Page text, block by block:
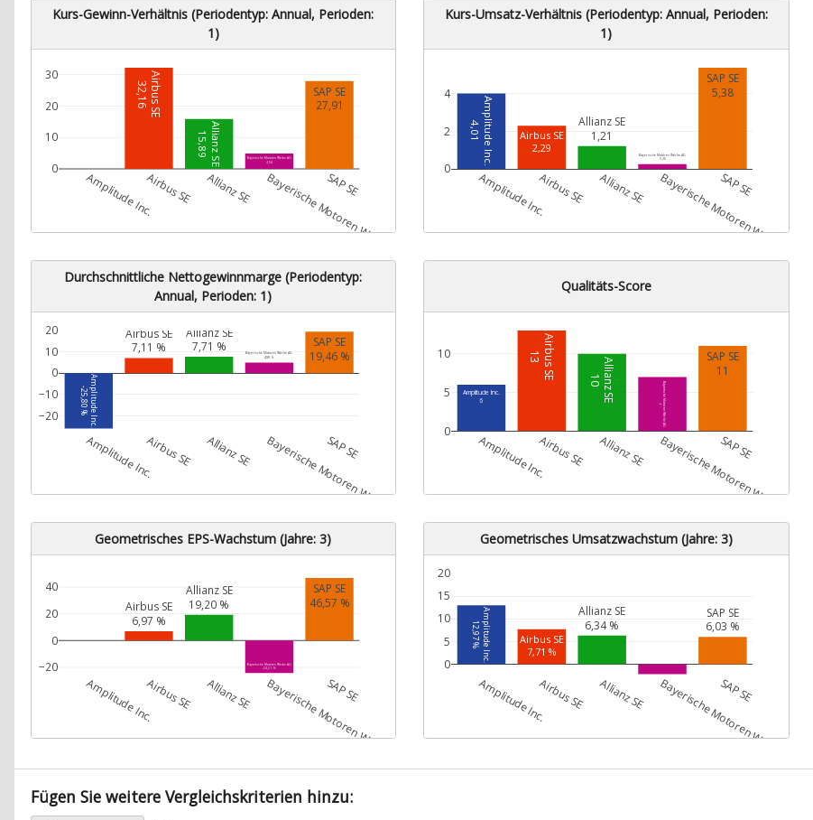
Kurs-Gewinn-Verhältnis (Periodentyp: Annual, Perioden:
1)
Airbus SE
32,16
Allianz SE
15,89
Bayerische Motoren Werke AG
4,94
SAP SE
27,91
Amplitude Inc.Airbus SE Allianz SE Bayerische Motoren Werke AG
SAP SE
0
10
20
30
Kurs-Umsatz-Verhältnis (Periodentyp: Annual, Perioden:
1)
Amplitude Inc.
4,01
Airbus SE
2,29
Allianz SE
1,21
Bayerische Motoren Werke AG
0,26
SAP SE
5,38
Amplitude Inc.Airbus SE Allianz SE Bayerische Motoren Werke AG
SAP SE
0
2
4
Durchschnittliche Nettogewinnmarge (Periodentyp:
Annual, Perioden: 1)
Amplitude Inc.
-25,80 %
Airbus SE
7,11 %
Allianz SE
7,71 % Bayerische Motoren Werke AG
4,98 %
SAP SE
19,46 %
Amplitude Inc.Airbus SE Allianz SE Bayerische Motoren Werke AG
SAP SE
−20
−10
0
10
20
Qualitäts-Score
Amplitude Inc.
6
Airbus SE
13 Allianz SE
10
Bayerische Motoren Werke AG
7
SAP SE
11
Amplitude Inc.Airbus SE Allianz SE Bayerische Motoren Werke AG
SAP SE
0
5
10
Geometrisches EPS-Wachstum (Jahre: 3)
Airbus SE
6,97 %
Allianz SE
19,20 %
Bayerische Motoren Werke AG
-24,21 %
SAP SE
46,57 %
Amplitude Inc.Airbus SE Allianz SE Bayerische Motoren Werke AG
SAP SE
−20
0
20
40
Geometrisches Umsatzwachstum (Jahre: 3)
Amplitude Inc.
12,97 % Airbus SE
7,71 %
Allianz SE
6,34 %
Bayerische Motoren Werke AG
-2,19 %
SAP SE
6,03 %
Amplitude Inc.Airbus SE Allianz SE Bayerische Motoren Werke AG
SAP SE
0
5
10
15
20
Fügen Sie weitere Vergleichskriterien hinzu: